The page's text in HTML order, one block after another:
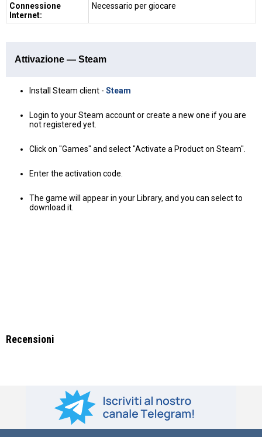
Connessione
Internet:
Necessario per giocare
Attivazione — Steam
Install Steam client - Steam
Login to your Steam account or create a new one if you are
not registered yet.
Click on "Games" and select "Activate a Product on Steam".
Enter the activation code.
The game will appear in your Library, and you can select to
download it.
Recensioni